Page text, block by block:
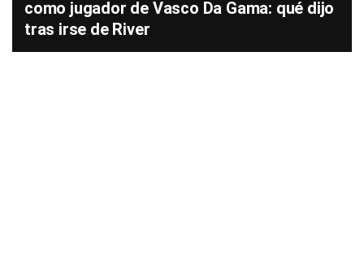
como jugador de Vasco Da Gama: qué dijo
tras irse de River